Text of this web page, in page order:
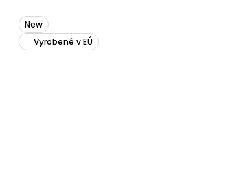
New
Vyrobené v EÚ